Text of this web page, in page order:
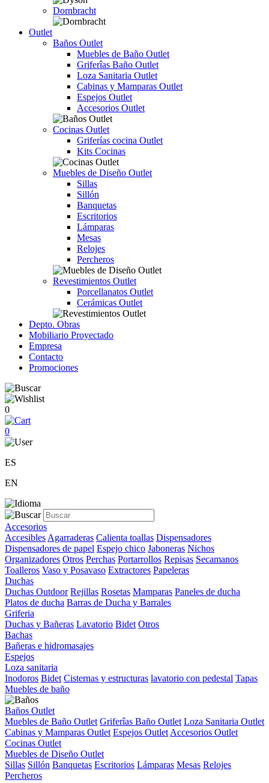
Dornbracht
Outlet
Baños Outlet
Muebles de Baño Outlet
Griferîas Baño Outlet
Loza Sanitaria Outlet
Cabinas y Mamparas Outlet
Espejos Outlet
Accesorios Outlet
Cocinas Outlet
Griferías cocina Outlet
Kits Cocinas
Muebles de Diseño Outlet
Sillas
Sillón
Banquetas
Escritorios
Lámparas
Mesas
Relojes
Percheros
Revestimientos Outlet
Porcellanatos Outlet
Cerámicas Outlet
Depto. Obras
Mobiliario Proyectado
Empresa
Contacto
Promociones
0
0
ES
EN
Accesorios
Accesibles Agarraderas Calienta toallas Dispensadores
Dispensadores de papel Espejo chico Jaboneras Nichos
Organizadores Otros Perchas Portarrollos Repisas Secamanos
Toalleros Vaso y Posavaso Extractores Papeleras
Duchas
Duchas Outdoor Rejillas Rosetas Mamparas Paneles de ducha
Platos de ducha Barras de Ducha y Barrales
Griferia
Duchas y Bañeras Lavatorio Bidet Otros
Bachas
Bañeras e hidromasajes
Espejos
Loza sanitaria
Inodoros Bidet Cisternas y estructuras lavatorio con pedestal Tapas
Muebles de baño
Baños Outlet
Muebles de Baño Outlet Griferîas Baño Outlet Loza Sanitaria Outlet
Cabinas y Mamparas Outlet Espejos Outlet Accesorios Outlet
Cocinas Outlet
Muebles de Diseño Outlet
Sillas Sillón Banquetas Escritorios Lámparas Mesas Relojes
Percheros